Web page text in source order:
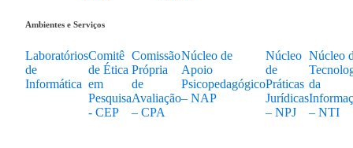
Ambientes e Serviços
Laboratórios
de
Informática
Comitê
de Ética
em
Pesquisa
- CEP
Comissão
Própria
de
Avaliação
– CPA
Núcleo de
Apoio
Psicopedagógico
– NAP
Núcleo
de
Práticas
Jurídicas
– NPJ
Núcleo
da
– NTI